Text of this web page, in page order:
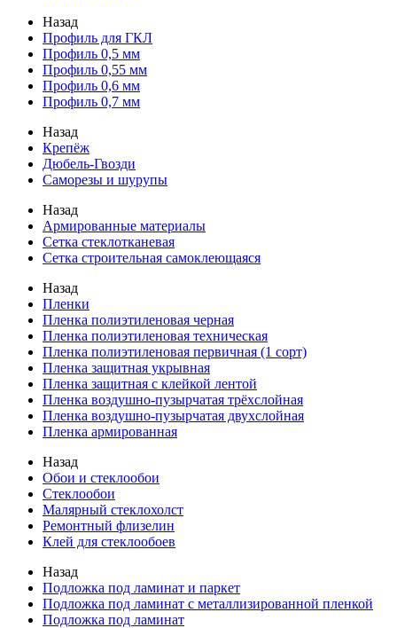
Назад
Профиль для ГКЛ
Профиль 0,5 мм
Профиль 0,55 мм
Профиль 0,6 мм
Профиль 0,7 мм
Назад
Крепёж
Дюбель-Гвозди
Саморезы и шурупы
Назад
Армированные материалы
Сетка стеклотканевая
Сетка строительная самоклеющаяся
Назад
Пленки
Пленка полиэтиленовая черная
Пленка полиэтиленовая техническая
Пленка полиэтиленовая первичная (1 сорт)
Пленка защитная укрывная
Пленка защитная с клейкой лентой
Пленка воздушно-пузырчатая трёхслойная
Пленка воздушно-пузырчатая двухслойная
Пленка армированная
Назад
Обои и стеклообои
Стеклообои
Малярный стеклохолст
Ремонтный флизелин
Клей для стеклообоев
Назад
Подложка под ламинат и паркет
Подложка под ламинат с металлизированной пленкой
Подложка под ламинат